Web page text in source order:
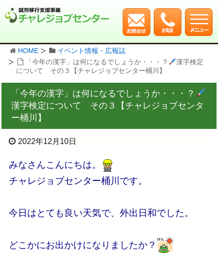
HOME
イベント情報・広報誌
「今年の漢字」は何になるでしょうか・・・？
漢字検定
について その３【チャレジョブセンター桶川】
「今年の漢字」は何になるでしょうか・・・？
漢字検定について その３【チャレジョブセンタ
ー桶川】
2022年12月10日
みなさんこんにちは。
チャレジョブセンター桶川です。
今日はとても良い天気で、外出日和でした。
どこかにお出かけになりましたか？